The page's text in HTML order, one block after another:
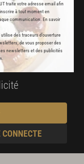
traite votre adresse email afin
à tout moment en
communication. En savoir
des traceurs d’ouverture
de vous proposer des
newsletters et des publicités